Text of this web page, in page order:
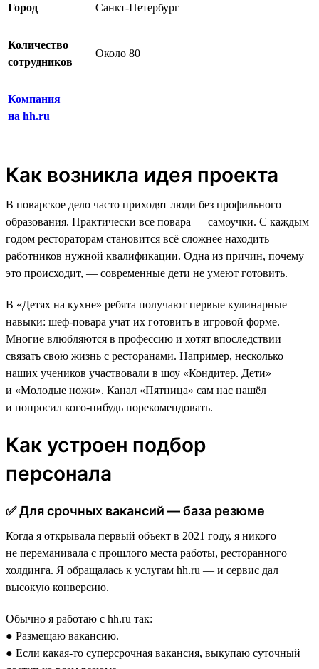
Город Санкт-Петербург
Количество
сотрудников
Около 80
Компания
на hh.ru
Как возникла идея проекта
В поварское дело часто приходят люди без профильного
образования. Практически все повара — самоучки. С каждым
годом рестораторам становится всё сложнее находить
работников нужной квалификации. Одна из причин, почему
это происходит, — современные дети не умеют готовить.
В «Детях на кухне» ребята получают первые кулинарные
навыки: шеф-повара учат их готовить в игровой форме.
Многие влюбляются в профессию и хотят впоследствии
связать свою жизнь с ресторанами. Например, несколько
наших учеников участвовали в шоу «Кондитер. Дети»
и «Молодые ножи». Канал «Пятница» сам нас нашёл
и попросил кого-нибудь порекомендовать.
Как устроен подбор
персонала
✅ Для срочных вакансий — база резюме
Когда я открывала первый объект в 2021 году, я никого
не переманивала с прошлого места работы, ресторанного
холдинга. Я обращалась к услугам hh.ru — и сервис дал
высокую конверсию.
Обычно я работаю с hh.ru так:
● Размещаю вакансию.
● Если какая-то суперсрочная вакансия, выкупаю суточный